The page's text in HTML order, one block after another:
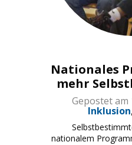
Nationales
mehr
Gepostet am
Inklusion
nationalem